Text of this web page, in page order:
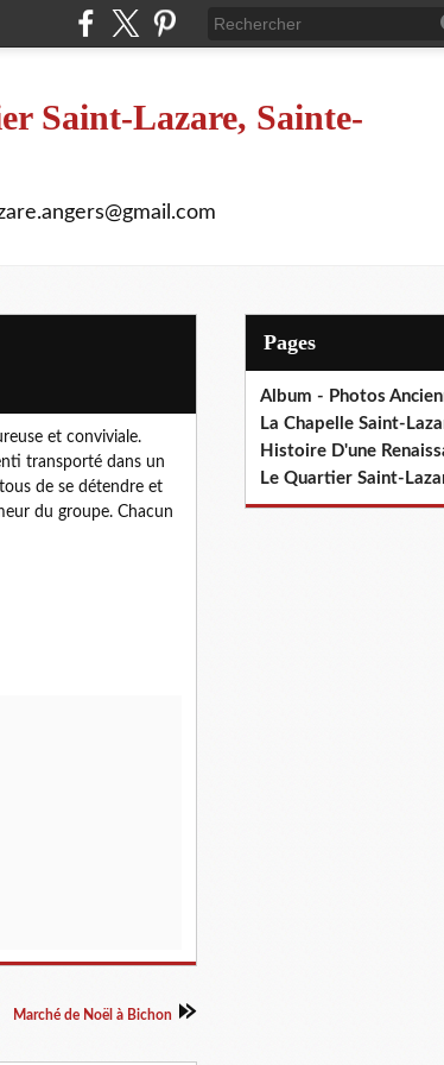
Saint-Lazare, Sainte-
et conviviale.
transporté dans un
de se détendre et
du groupe. Chacun
Marché de Noël à Bichon
Pages
Album - Photos
La Chapelle Saint-
Histoire D'une
Le Quartier Saint-